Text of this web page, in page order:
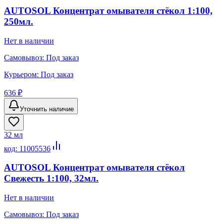
AUTOSOL Концентрат омывателя стёкол 1:100,
250мл.
Нет в наличии
Самовывоз: Под заказ
Курьером: Под заказ
636 ₽
Уточнить наличие
32 мл
код: 11005536
AUTOSOL Концентрат омывателя стёкол
Свежесть 1:100, 32мл.
Нет в наличии
Самовывоз: Под заказ